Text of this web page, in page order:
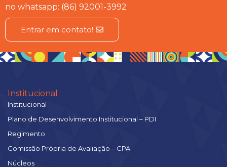
no whatsapp: (86) 92001-3992
Entrar em contato!
Institucional
Institucional
Plano de Desenvolvimento Institucional – PDI
Regimento
Comissão Própria de Avaliação – CPA
Núcleos